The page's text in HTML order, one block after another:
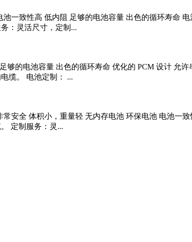
池一致性高 低内阻 足够的电池容量 出色的循环寿命
：灵活尺寸，定制...
够的电池容量 出色的循环寿命 优化的 PCM 设计 允
缆。 电池定制： ...
常安全 体积小，重量轻 无内存电池 环保电池 电池一
定制服务：灵...